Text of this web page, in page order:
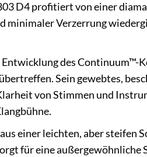
D4 profitiert von einer
minimaler Verzerrung
des Continuum™-
Sein gewebtes,
von Stimmen und
einer leichten, aber steifen
für eine außergewöhnliche